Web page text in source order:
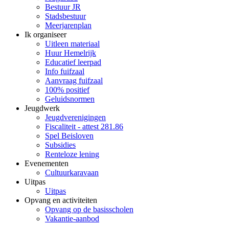
Bestuur JR
Stadsbestuur
Meerjarenplan
Ik organiseer
Uitleen materiaal
Huur Hemelrijk
Educatief leerpad
Info fuifzaal
Aanvraag fuifzaal
100% positief
Geluidsnormen
Jeugdwerk
Jeugdverenigingen
Fiscaliteit - attest 281.86
Spel Beisloven
Subsidies
Renteloze lening
Evenementen
Cultuurkaravaan
Uitpas
Uitpas
Opvang en activiteiten
Opvang op de basisscholen
Vakantie-aanbod